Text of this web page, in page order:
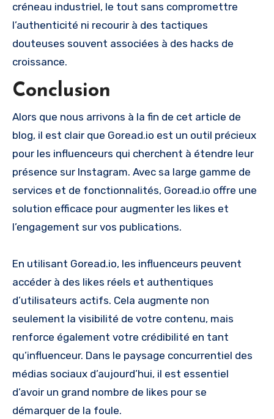
créneau industriel, le tout sans compromettre
l’authenticité ni recourir à des tactiques
douteuses souvent associées à des hacks de
croissance.
Conclusion
Alors que nous arrivons à la fin de cet article de
blog, il est clair que Goread.io est un outil précieux
pour les influenceurs qui cherchent à étendre leur
présence sur Instagram. Avec sa large gamme de
services et de fonctionnalités, Goread.io offre une
solution efficace pour augmenter les likes et
l’engagement sur vos publications.
En utilisant Goread.io, les influenceurs peuvent
accéder à des likes réels et authentiques
d’utilisateurs actifs. Cela augmente non
seulement la visibilité de votre contenu, mais
renforce également votre crédibilité en tant
qu’influenceur. Dans le paysage concurrentiel des
médias sociaux d’aujourd’hui, il est essentiel
d’avoir un grand nombre de likes pour se
démarquer de la foule.